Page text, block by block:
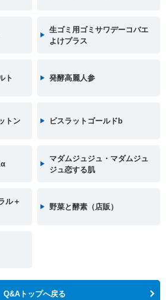
生ゴミ用ゴミサワデーコバエ
よけプラス
ト 発酵高麗人参
トン ビスラットゴールドb
マダムジュジュ・マダムジュ
ジュ恋する肌
ル＋
野菜と酵素（店販）
Q&Aトップへ戻る